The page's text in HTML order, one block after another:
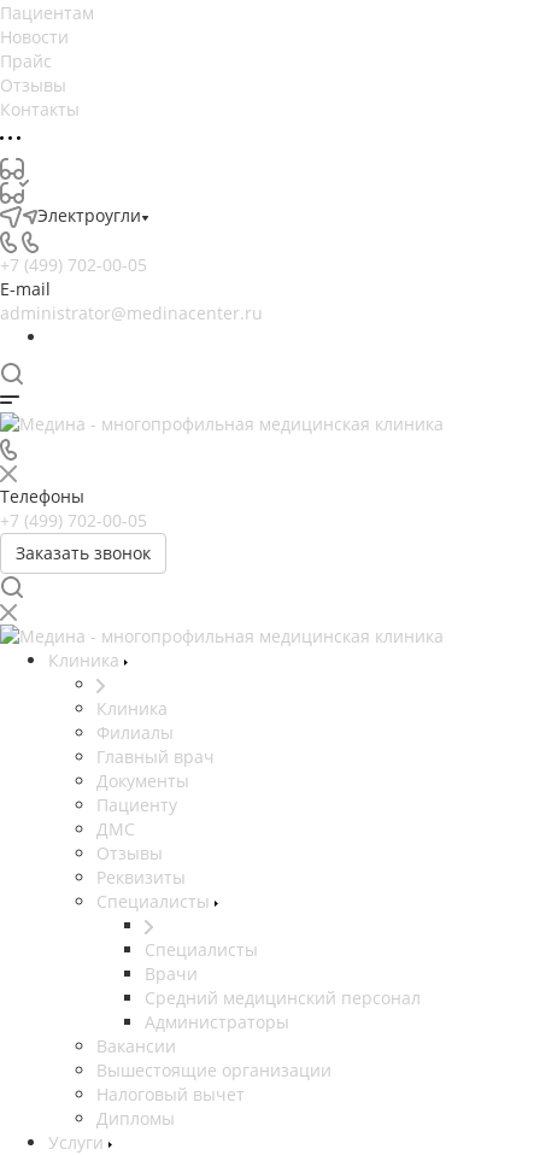
Пациентам
Новости
Прайс
Отзывы
Контакты
Электроугли
+7 (499) 702-00-05
E-mail
administrator@medinacenter.ru
Телефоны
+7 (499) 702-00-05
Заказать звонок
Клиника
Клиника
Филиалы
Главный врач
Документы
Пациенту
ДМС
Отзывы
Реквизиты
Специалисты
Специалисты
Врачи
Средний медицинский персонал
Администраторы
Вакансии
Вышестоящие организации
Налоговый вычет
Дипломы
Услуги